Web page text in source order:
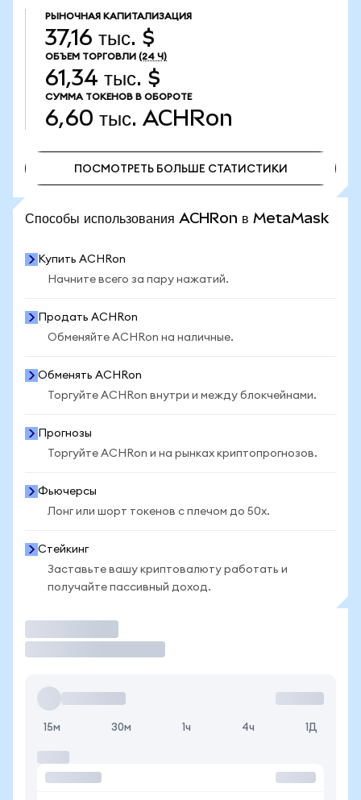
РЫНОЧНАЯ КАПИТАЛИЗАЦИЯ
37,16 тыс. $
ОБЪЕМ ТОРГОВЛИ (24 Ч)
61,34 тыс. $
СУММА ТОКЕНОВ В ОБОРОТЕ
6,60 тыс. ACHRon
ПОСМОТРЕТЬ БОЛЬШЕ СТАТИСТИКИ
Способы использования ACHRon в MetaMask
Купить ACHRon
Начните всего за пару нажатий.
Продать ACHRon
Обменяйте ACHRon на наличные.
Обменять ACHRon
Торгуйте ACHRon внутри и между блокчейнами.
Прогнозы
Торгуйте ACHRon и на рынках криптопрогнозов.
Фьючерсы
Лонг или шорт токенов с плечом до 50x.
Стейкинг
Заставьте вашу криптовалюту работать и
получайте пассивный доход.
15м 30м 1ч 4ч 1Д